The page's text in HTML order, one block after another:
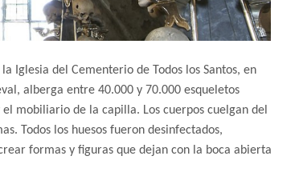
Iglesia del Cementerio de Todos los Santos, en
alberga entre 40.000 y 70.000 esqueletos
mobiliario de la capilla. Los cuerpos cuelgan del
Todos los huesos fueron desinfectados,
formas y figuras que dejan con la boca abierta